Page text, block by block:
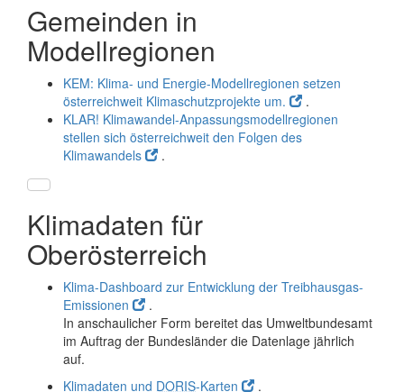
Gemeinden in
Modellregionen
KEM: Klima- und Energie-Modellregionen setzen
österreichweit Klimaschutzprojekte um.
.
KLAR! Klimawandel-Anpassungsmodellregionen
stellen sich österreichweit den Folgen des
Klimawandels
.
Klimadaten für
Oberösterreich
Klima-Dashboard zur Entwicklung der Treibhausgas-
Emissionen
.
In anschaulicher Form bereitet das Umweltbundesamt
im Auftrag der Bundesländer die Datenlage jährlich
auf.
Klimadaten und DORIS-Karten
.